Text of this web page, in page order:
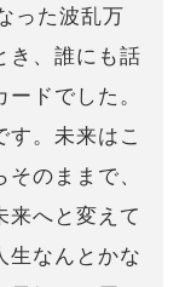
った波乱万
き、誰にも話
ドでした。
す。未来はこ
のままで、
来へと変えて
生なんとかな